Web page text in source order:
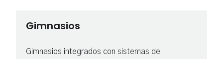
Gimnasios
Gimnasios integrados con sistemas de